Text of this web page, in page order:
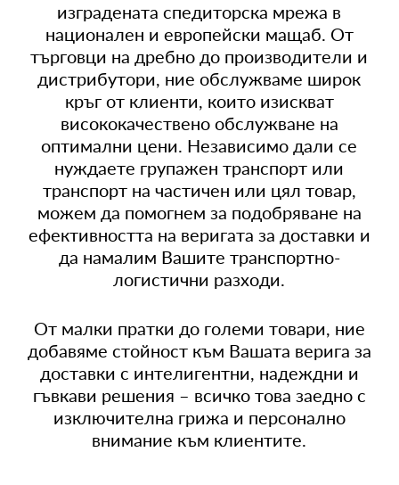
изградената спедиторска мрежа в
национален и европейски мащаб. От
търговци на дребно до производители и
дистрибутори, ние обслужваме широк
кръг от клиенти, които изискват
висококачествено обслужване на
оптимални цени. Независимо дали се
нуждаете групажен транспорт или
транспорт на частичен или цял товар,
можем да помогнем за подобряване на
ефективността на веригата за доставки и
да намалим Вашите транспортно-
логистични разходи.
От малки пратки до големи товари, ние
добавяме стойност към Вашата верига за
доставки с интелигентни, надеждни и
гъвкави решения – всичко това заедно с
изключителна грижа и персонално
внимание към клиентите.